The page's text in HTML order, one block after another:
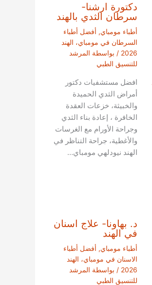
دكتورة ارشنا-
سرطان الثدي بالهند
أطباء مومباي, أفضل أطباء
السرطان في مومباي، الهند
2026 / بواسطة المرشد
للتنسيق الطبي
افضل مستشفيات دكتور
أمراض الثدي الحميدة
والخبيثة، خزعات العقدة
الخافرة ، إعادة بناء الثدي
وجراحة الأورام مع الغرسات
والأغطية، جراحة التناظر في
الهند نيودلهي مومباي…
د. بهاونا- علاج اسنان
في الهند
أطباء مومباي, أفضل أطباء
الاسنان في مومباي، الهند
2026 / بواسطة المرشد
للتنسيق الطبي